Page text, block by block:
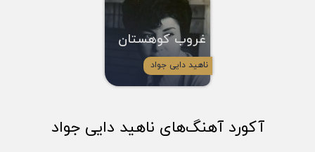
تماس با ما
حساب کاربری
غروب کوهستان
ناهید دایی جواد
آکورد آهنگ‌های ناهید دایی جواد